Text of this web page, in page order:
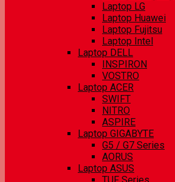
Laptop LG
Laptop Huawei
Laptop Fujitsu
Laptop Intel
Laptop DELL
INSPIRON
VOSTRO
Laptop ACER
SWIFT
NITRO
ASPIRE
Laptop GIGABYTE
G5 / G7 Series
AORUS
Laptop ASUS